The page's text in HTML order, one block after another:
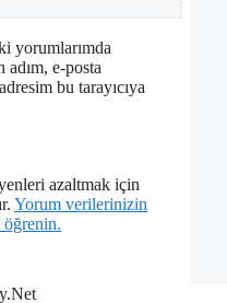
yorumlarımda
adım, e-posta
bu tarayıcıya
azaltmak için
Yorum verilerinizin
öğrenin.